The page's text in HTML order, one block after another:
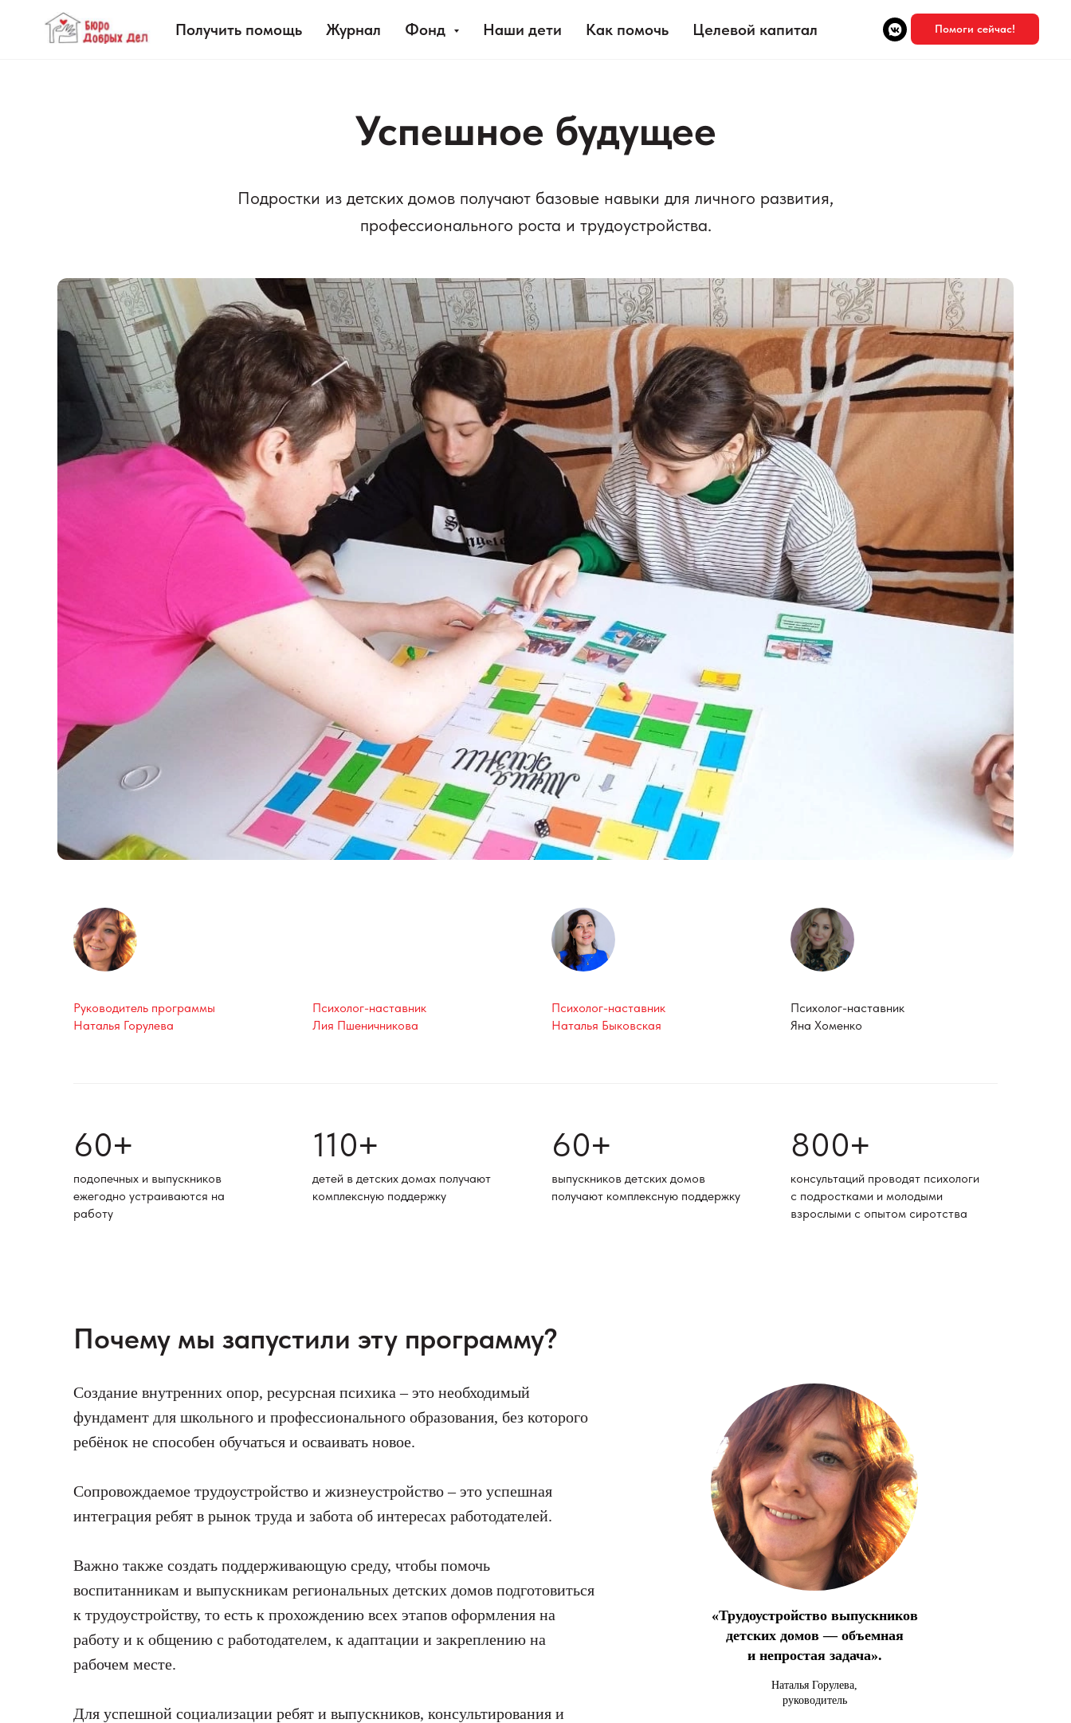
Получить помощь Журнал Фонд Наши дети Как помочь Целевой капитал Помоги сейчас!
Успешное будущее
Подростки из детских домов получают базовые навыки для личного развития,
профессионального роста и трудоустройства.
Руководитель программы
Наталья Горулева
Психолог-наставник
Лия Пшеничникова
Психолог-наставник
Наталья Быковская
Психолог-наставник
Яна Хоменко
60+
подопечных и выпускников
ежегодно устраиваются на
работу
110+
детей в детских домах получают
комплексную поддержку
60+
выпускников детских домов
получают комплексную поддержку
800+
консультаций проводят психологи
с подростками и молодыми
взрослыми с опытом сиротства
Почему мы запустили эту программу?
Создание внутренних опор, ресурсная психика – это необходимый
фундамент для школьного и профессионального образования, без которого
ребёнок не способен обучаться и осваивать новое.
Сопровождаемое трудоустройство и жизнеустройство – это успешная
интеграция ребят в рынок труда и забота об интересах работодателей.
Важно также создать поддерживающую среду, чтобы помочь
воспитанникам и выпускникам региональных детских домов подготовиться
к трудоустройству, то есть к прохождению всех этапов оформления на
работу и к общению с работодателем, к адаптации и закреплению на
рабочем месте.
Для успешной социализации ребят и выпускников, консультирования и
«Трудоустройство выпускников
детских домов — объемная
и непростая задача».
Наталья Горулева,
руководитель